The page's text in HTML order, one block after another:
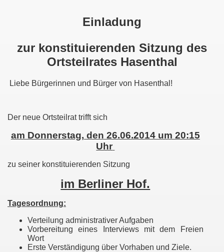
Einladung
zur konstituierenden Sitzung des
Ortsteilrates Hasenthal
Liebe Bürgerinnen und Bürger von Hasenthal!
Der neue Ortsteilrat trifft sich
am Donnerstag, den 26.06.2014 um 20:15
Uhr
zu seiner konstituierenden Sitzung
im Berliner Hof.
Tagesordnung:
Verteilung administrativer Aufgaben
Vorbereitung eines Interviews mit dem Freien
Wort
Erste Verständigung über Vorhaben und Ziele.